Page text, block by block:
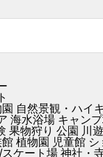
自然景観・ハイ
海水浴場 キャン
果物狩り 公園 川
館 植物園 児童館 シ
スケート場 神社・